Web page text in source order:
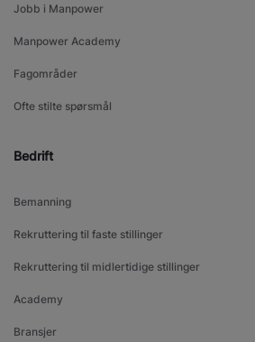
Jobb i Manpower
Manpower Academy
Fagområder
Ofte stilte spørsmål
Bedrift
Bemanning
Rekruttering til faste stillinger
Rekruttering til midlertidige stillinger
Academy
Bransjer